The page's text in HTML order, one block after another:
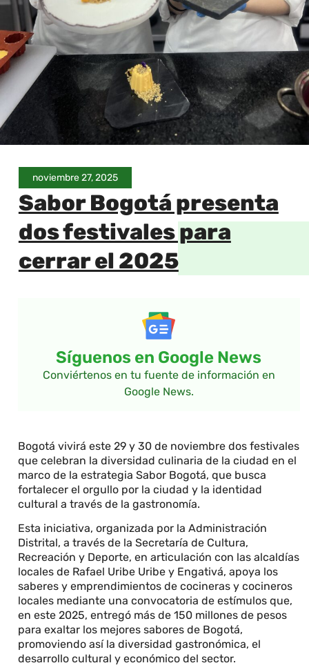
noviembre 27, 2025
Sabor Bogotá presenta
dos festivales para
cerrar el 2025
Síguenos en Google News
Conviértenos en tu fuente de información en
Google News.
Bogotá vivirá este 29 y 30 de noviembre dos festivales
que celebran la diversidad culinaria de la ciudad en el
marco de la estrategia Sabor Bogotá, que busca
fortalecer el orgullo por la ciudad y la identidad
cultural a través de la gastronomía.
Esta iniciativa, organizada por la Administración
Distrital, a través de la Secretaría de Cultura,
Recreación y Deporte, en articulación con las alcaldías
locales de Rafael Uribe Uribe y Engativá, apoya los
saberes y emprendimientos de cocineras y cocineros
locales mediante una convocatoria de estímulos que,
en este 2025, entregó más de 150 millones de pesos
para exaltar los mejores sabores de Bogotá,
promoviendo así la diversidad gastronómica, el
desarrollo cultural y económico del sector.